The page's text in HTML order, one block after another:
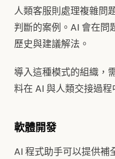
人類客服則處理複雜問
判斷的案例。AI 會在問
歷史與建議解法。
導入這種模式的組織，
料在 AI 與人類交接過程
軟體開發
AI 程式助手可以提供補